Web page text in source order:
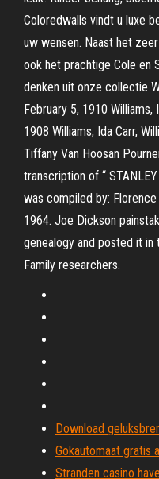
Coloredwalls vindt u luxe
uw wensen. Naast het
ook het prachtige Cole en
denken uit onze collectie
February 5, 1910
1908 Williams, Ida Carr,
Tiffany Van Hoosan
transcription of “
was compiled by:
1964. Joe Dickson
genealogy and posted it
Family researchers.
Download
Gokautomaat gratis
Stranden casino